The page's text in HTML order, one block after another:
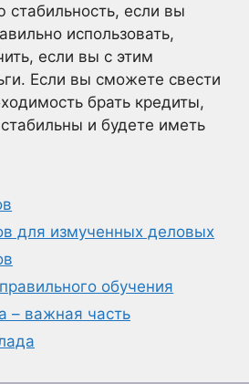
если вы
использовать,
если вы с этим
Если вы сможете свести
брать кредиты,
и будете иметь
для измученных деловых
обучения
– важная часть